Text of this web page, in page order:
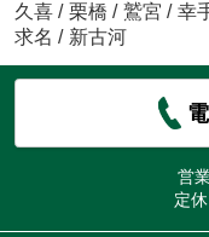
久喜 / 栗橋 / 鷲宮 / 幸
求名 / 新古河
営
定休